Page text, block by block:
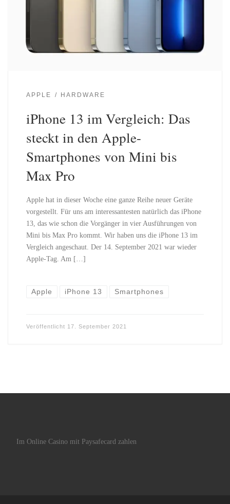
APPLE HARDWARE
iPhone 13 im Vergleich: Das
steckt in den Apple-
Smartphones von Mini bis
Max Pro
Apple hat in dieser Woche eine ganze Reihe neuer Geräte
vorgestellt. Für uns am interessantesten natürlich das iPhone
13, das wie schon die Vorgänger in vier Ausführungen von
Mini bis Max Pro kommt. Wir haben uns die iPhone 13 im
Vergleich angeschaut. Der 14. September 2021 war wieder
Apple-Tag. Am […]
Apple iPhone 13 Smartphones
Veröffentlicht 17. September 2021
Im Online Casino mit Paysafecard zahlen